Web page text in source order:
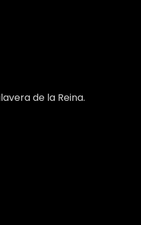
de la Reina.